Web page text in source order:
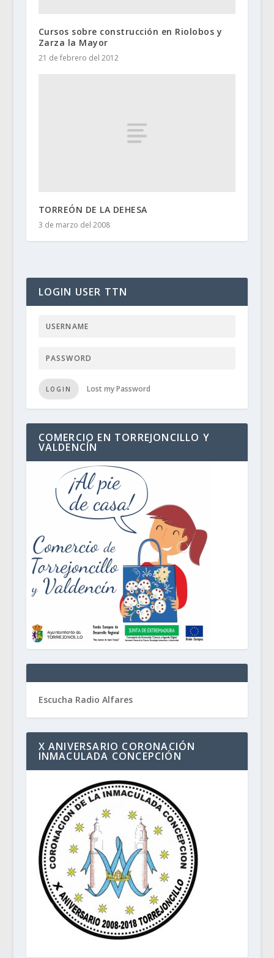
Cursos sobre construcción en Riolobos y
Zarza la Mayor
21 de febrero del 2012
TORREÓN DE LA DEHESA
3 de marzo del 2008
LOGIN USER TTN
LOGIN Lost my Password
COMERCIO EN TORREJONCILLO Y
VALDENCÍN
Escucha Radio Alfares
X ANIVERSARIO CORONACIÓN
INMACULADA CONCEPCIÓN